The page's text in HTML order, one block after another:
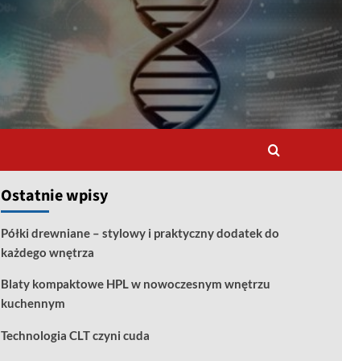
Ostatnie wpisy
Półki drewniane – stylowy i praktyczny dodatek do
każdego wnętrza
Blaty kompaktowe HPL w nowoczesnym wnętrzu
kuchennym
Technologia CLT czyni cuda